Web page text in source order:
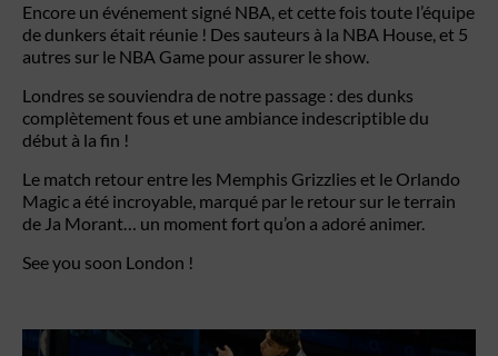
Encore un événement signé NBA, et cette fois toute l’équipe
de dunkers était réunie ! Des sauteurs à la NBA House, et 5
autres sur le NBA Game pour assurer le show.
Londres se souviendra de notre passage : des dunks
complètement fous et une ambiance indescriptible du
début à la fin !
Le match retour entre les Memphis Grizzlies et le Orlando
Magic a été incroyable, marqué par le retour sur le terrain
de Ja Morant… un moment fort qu’on a adoré animer.
See you soon London !